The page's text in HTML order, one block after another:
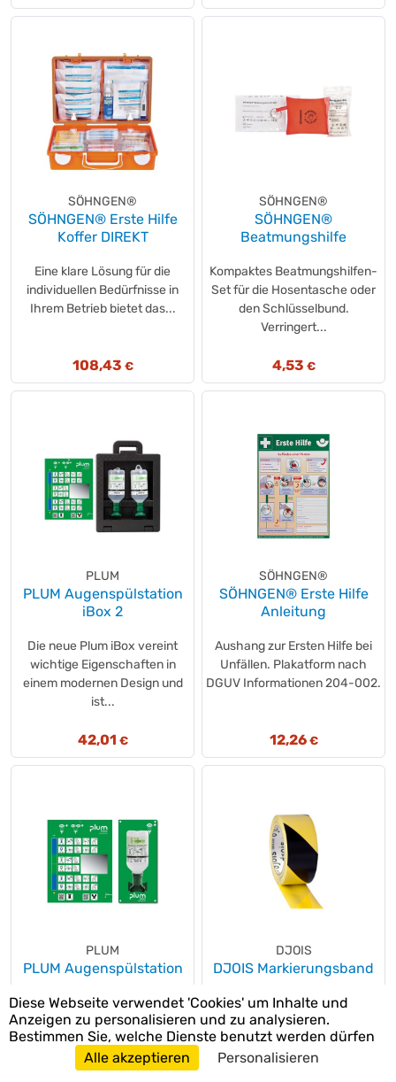
SÖHNGEN®
SÖHNGEN® Erste Hilfe
Koffer DIREKT
Eine klare Lösung für die
individuellen Bedürfnisse in
Ihrem Betrieb bietet das...
108,43 €
SÖHNGEN®
SÖHNGEN®
Beatmungshilfe
Kompaktes Beatmungshilfen-
Set für die Hosentasche oder
den Schlüsselbund.
Verringert...
4,53 €
PLUM
PLUM Augenspülstation
iBox 2
Die neue Plum iBox vereint
wichtige Eigenschaften in
einem modernen Design und
ist...
42,01 €
SÖHNGEN®
SÖHNGEN® Erste Hilfe
Anleitung
Aushang zur Ersten Hilfe bei
Unfällen. Plakatform nach
DGUV Informationen 204-002.
12,26€
PLUM
PLUM Augenspülstation
Besonders für eine jederzeit
schnell verfügbare
Augenspülung an kleineren
Arbeitsplätzen...
DJOIS
DJOIS Markierungsband
Die spezifische Verwendung
dieses
Sicherheitsklebebandes für
Fußböden im Innenbereich...
Diese Webseite verwendet 'Cookies' um Inhalte und
Anzeigen zu personalisieren und zu analysieren.
Bestimmen Sie, welche Dienste benutzt werden dürfen
Alle akzeptieren
Personalisieren